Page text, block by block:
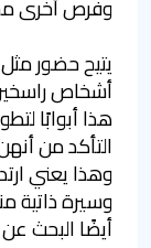
يتيح حضور
أشخاص
هذا أبوابًا
التأكد من
وهذا يعني
وسيرة ذاتية
أيضًا البحث